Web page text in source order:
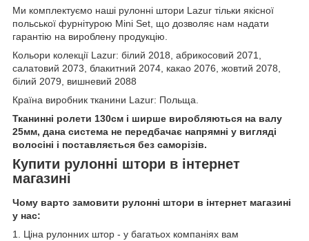
Ми комплектуємо наші рулонні штори Lazur тільки якісної
польської фурнітурою Mini Set, що дозволяє нам надати
гарантію на вироблену продукцію.
Кольори колекції Lazur: білий 2018, абрикосовий 2071,
салатовий 2073, блакитний 2074, какао 2076, жовтий 2078,
білий 2079, вишневий 2088
Країна виробник тканини Lazur: Польща.
Тканинні ролети 130см і ширше виробляються на валу
25мм, дана система не передбачає напрямні у вигляді
волосіні і поставляється без саморізів.
Купити рулонні штори в інтернет
магазині
Чому варто замовити рулонні штори в інтернет магазині
у нас:
1. Ціна рулонних штор - у багатьох компаніях вам